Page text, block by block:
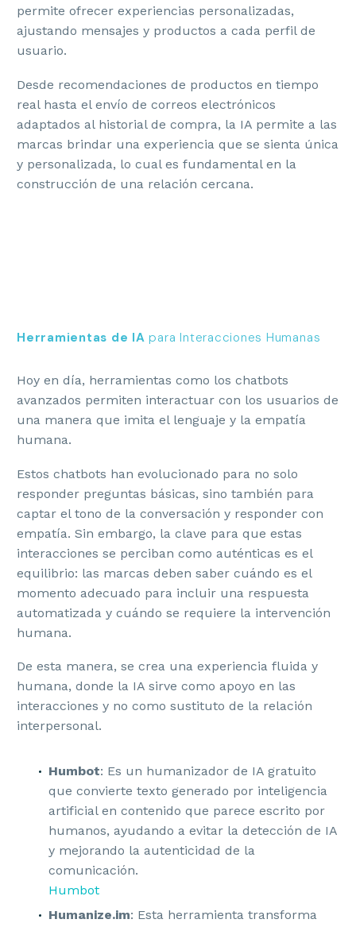
permite ofrecer experiencias personalizadas,
ajustando mensajes y productos a cada perfil de
usuario.
Desde recomendaciones de productos en tiempo
real hasta el envío de correos electrónicos
adaptados al historial de compra, la IA permite a las
marcas brindar una experiencia que se sienta única
y personalizada, lo cual es fundamental en la
construcción de una relación cercana.
Herramientas de IA para Interacciones Humanas
Hoy en día, herramientas como los chatbots
avanzados permiten interactuar con los usuarios de
una manera que imita el lenguaje y la empatía
humana.
Estos chatbots han evolucionado para no solo
responder preguntas básicas, sino también para
captar el tono de la conversación y responder con
empatía. Sin embargo, la clave para que estas
interacciones se perciban como auténticas es el
equilibrio: las marcas deben saber cuándo es el
momento adecuado para incluir una respuesta
automatizada y cuándo se requiere la intervención
humana.
De esta manera, se crea una experiencia fluida y
humana, donde la IA sirve como apoyo en las
interacciones y no como sustituto de la relación
interpersonal.
Humbot: Es un humanizador de IA gratuito
que convierte texto generado por inteligencia
artificial en contenido que parece escrito por
humanos, ayudando a evitar la detección de IA
y mejorando la autenticidad de la
comunicación.
Humbot
Humanize.im: Esta herramienta transforma